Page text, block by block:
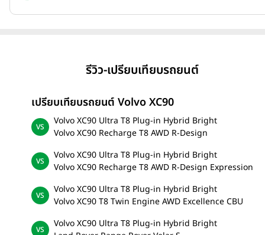
รีวิว-เปรียบเทียบรถยนต์
เปรียบเทียบรถยนต์ Volvo XC90
Volvo XC90 Ultra T8 Plug-in Hybrid Bright
Volvo XC90 Recharge T8 AWD R-Design
Volvo XC90 Ultra T8 Plug-in Hybrid Bright
Volvo XC90 Recharge T8 AWD R-Design Expression
Volvo XC90 Ultra T8 Plug-in Hybrid Bright
Volvo XC90 T8 Twin Engine AWD Excellence CBU
Volvo XC90 Ultra T8 Plug-in Hybrid Bright